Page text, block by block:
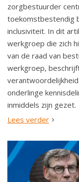
zorgbestuurder
toekomstbestendig
inclusiviteit. In dit
werkgroep die zich
van de raad van
werkgroep,
onderlinge
inmiddels zijn gezet.
Lees verder